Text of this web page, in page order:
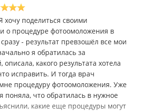
хочу поделиться своими
о процедуре фотоомоложения в
- результат превзошёл все мои
я обратилась за
описала, какого результата хотела
исправить. И тогда врач
процедуру фотоомоложения. Уже
поняла, что обратилась в нужное
какие еще процедуры могут